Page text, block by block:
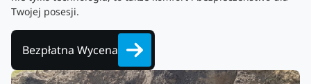
Twojej posesji.
Bezpłatna Wycena